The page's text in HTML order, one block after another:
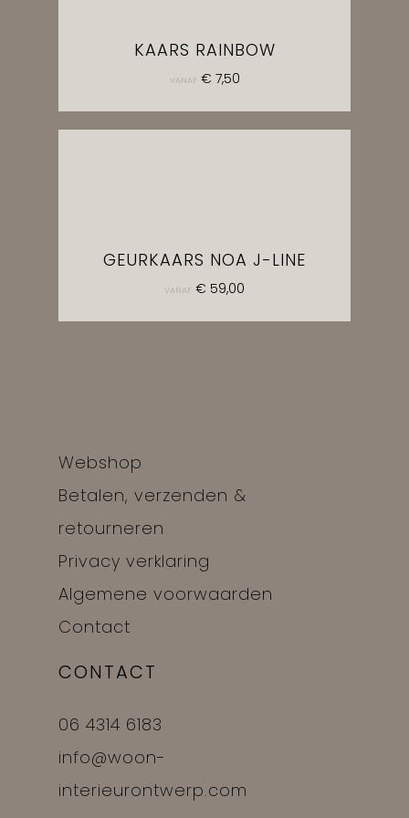
KAARS RAINBOW
VANAF € 7,50
GEURKAARS NOA J-LINE
VANAF € 59,00
Webshop
Betalen, verzenden &
retourneren
Privacy verklaring
Algemene voorwaarden
Contact
CONTACT
06 4314 6183
info@woon-
interieurontwerp.com